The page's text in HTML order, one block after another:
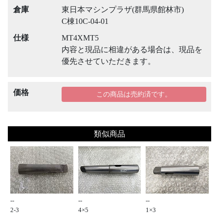
倉庫
東日本マシンプラザ(群馬県館林市)
C棟10C-04-01
仕様
MT4XMT5
内容と現品に相違がある場合は、現品を
優先させていただきます。
価格 この商品は売約済です。
類似商品
--
2-3
--
4×5
--
1×3